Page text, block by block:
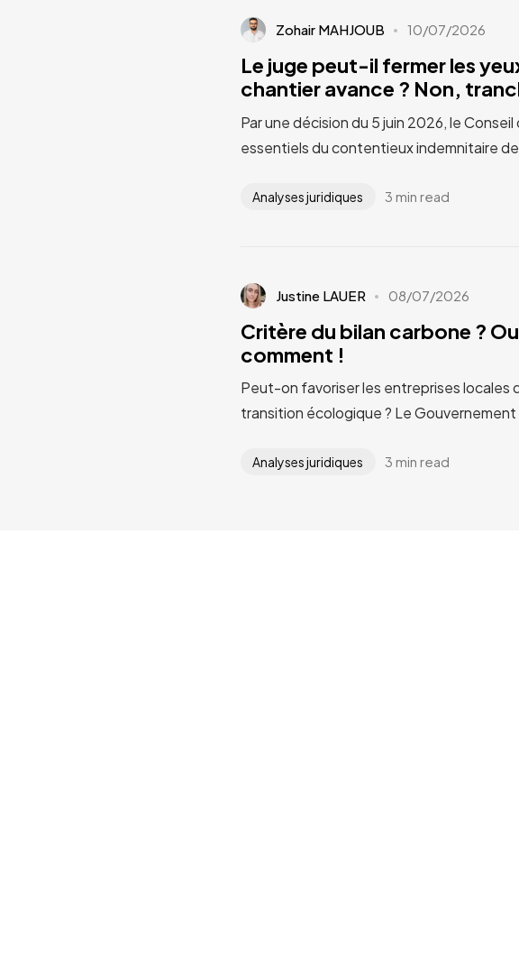
Zohair MAHJOUB 10/07/2026
Le juge peut-il fermer les
chantier avance ? Non,
Par une décision du 5 juin 2026, le
essentiels du contentieux indemnitaire
Analyses juridiques 3 min read
Justine LAUER 08/07/2026
Critère du bilan carbone ?
comment !
Peut-on favoriser les entreprises locales
transition écologique ? Le
Analyses juridiques 3 min read